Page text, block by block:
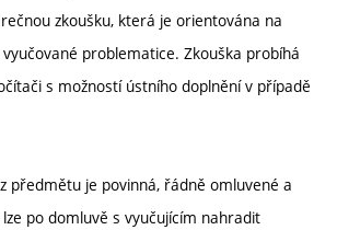
zkoušku, která je orientována na
problematice. Zkouška probíhá
s možností ústního doplnění v případě
předmětu je povinná, řádně omluvené a
po domluvě s vyučujícím nahradit